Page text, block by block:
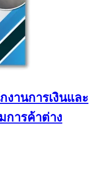
งานการเงินและ
ารค้าต่าง